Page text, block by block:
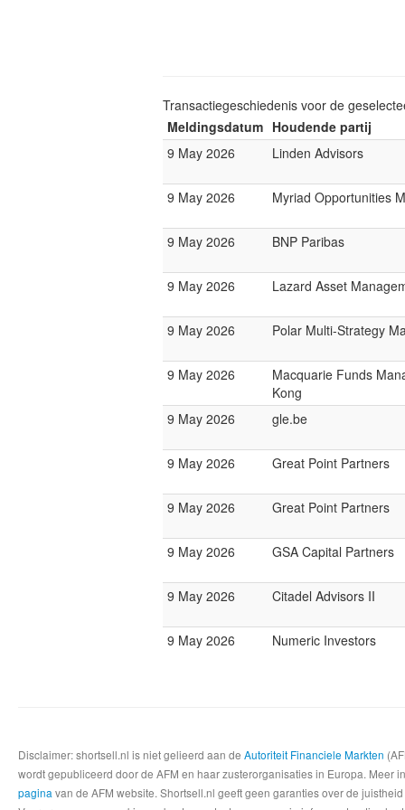
Transactiegeschiedenis voor de
Meldingsdatum Houdende partij
9 May 2026
Linden Advisors
9 May 2026 Myriad Opportunities
9 May 2026 BNP Paribas
9 May 2026 Lazard Asset
9 May 2026 Polar Multi-Strategy
9 May 2026
Macquarie Funds
Kong
9 May 2026
gle.be
9 May 2026 Great Point Partners
9 May 2026 Great Point Partners
9 May 2026 GSA Capital Partners
9 May 2026 Citadel Advisors II
9 May 2026 Numeric Investors
Disclaimer: shortsell.nl is niet gelieerd aan de Autoriteit Financiele Markten
wordt gepubliceerd door de AFM en haar zusterorganisaties in Europa.
pagina van de AFM website. Shortsell.nl geeft geen garanties over de